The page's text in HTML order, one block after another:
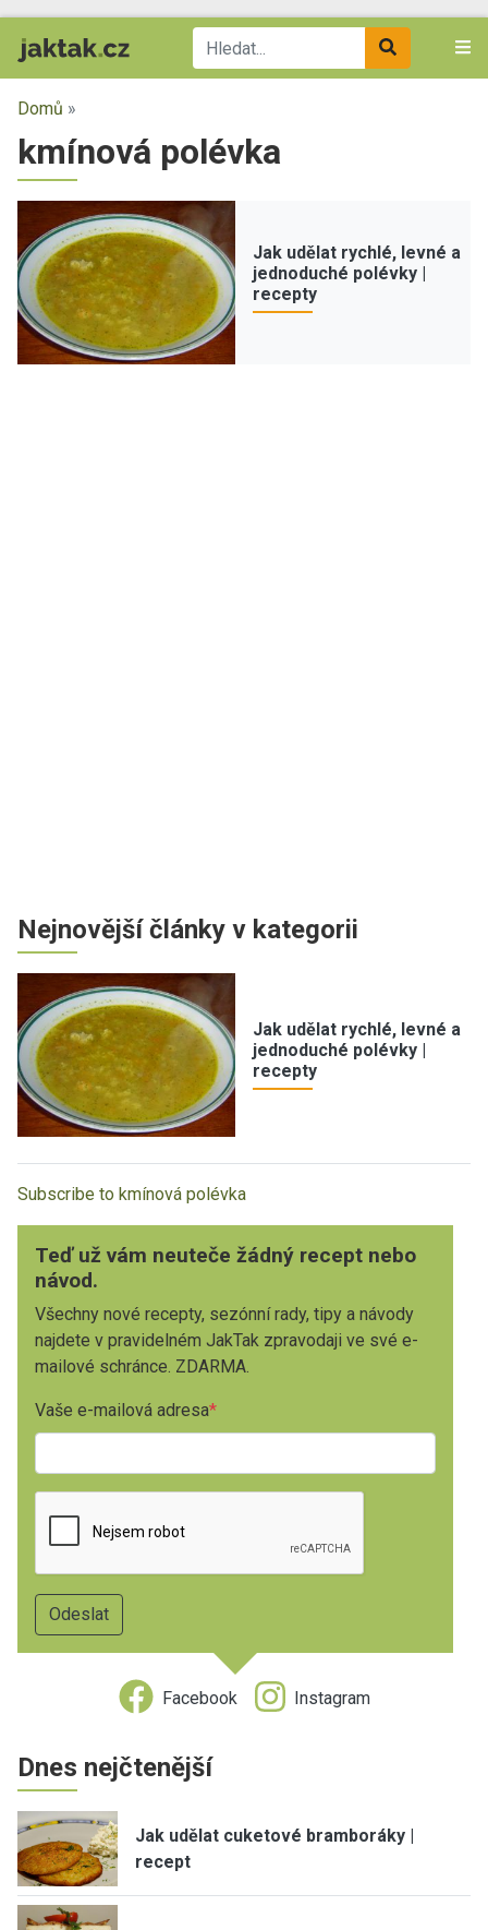
Domů »
kmínová polévka
Jak udělat rychlé, levné a
jednoduché polévky |
recepty
Nejnovější články v kategorii
Jak udělat rychlé, levné a
jednoduché polévky |
recepty
Subscribe to kmínová polévka
Teď už vám neuteče žádný recept nebo
návod.
Všechny nové recepty, sezónní rady, tipy a návody
najdete v pravidelném JakTak zpravodaji ve své e-
mailové schránce. ZDARMA.
Vaše e-mailová adresa
Facebook Instagram
Dnes nejčtenější
Jak udělat cuketové bramboráky |
recept